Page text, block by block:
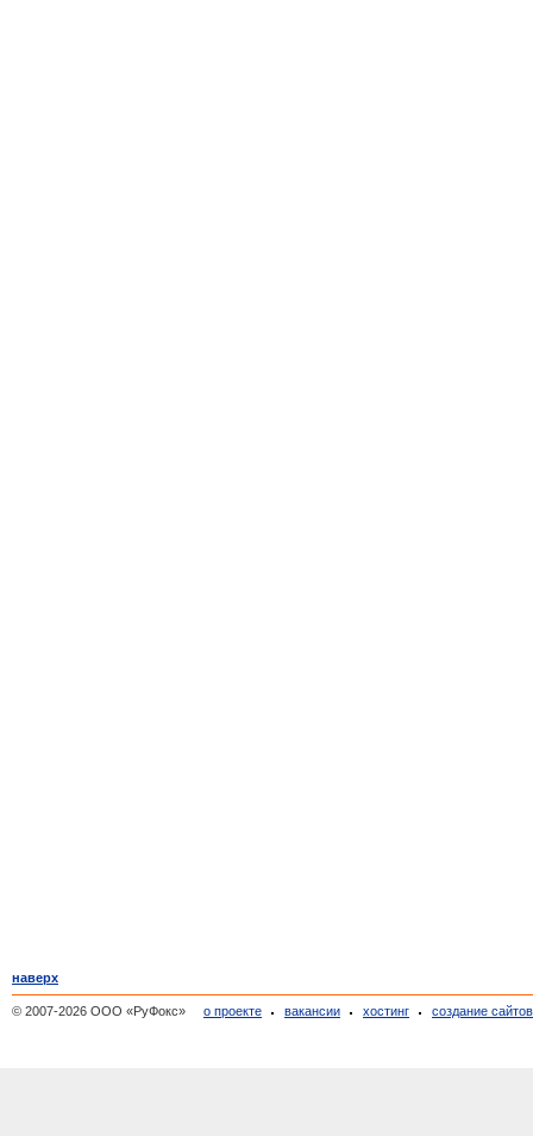
наверх
© 2007-2026 ООО «РуФокс» о проекте вакансии хостинг создание сайтов